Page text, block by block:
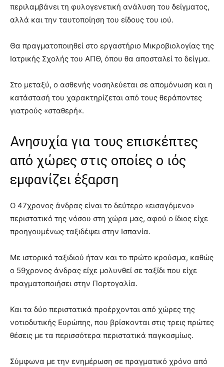
περιλαμβάνει τη φυλογενετική ανάλυση του δείγματος,
αλλά και την ταυτοποίηση του είδους του ιού.
Θα πραγματοποιηθεί στο εργαστήριο Μικροβιολογίας της
Ιατρικής Σχολής του ΑΠΘ, όπου θα αποσταλεί το δείγμα.
Στο μεταξύ, ο ασθενής νοσηλεύεται σε απομόνωση και η
κατάστασή του χαρακτηρίζεται από τους θεράποντες
γιατρούς «σταθερή«.
Ανησυχία για τους επισκέπτες
από χώρες στις οποίες ο ιός
εμφανίζει έξαρση
Ο 47χρονος άνδρας είναι το δεύτερο «εισαγόμενο»
περιστατικό της νόσου στη χώρα μας, αφού ο ίδιος είχε
προηγουμένως ταξιδέψει στην Ισπανία.
Με ιστορικό ταξιδιού ήταν και το πρώτο κρούσμα, καθώς
ο 59χρονος άνδρας είχε μολυνθεί σε ταξίδι που είχε
πραγματοποιήσει στην Πορτογαλία.
Και τα δύο περιστατικά προέρχονται από χώρες της
νοτιοδυτικής Ευρώπης, που βρίσκονται στις τρεις πρώτες
θέσεις με τα περισσότερα περιστατικά παγκοσμίως.
Σύμφωνα με την ενημέρωση σε πραγματικό χρόνο από